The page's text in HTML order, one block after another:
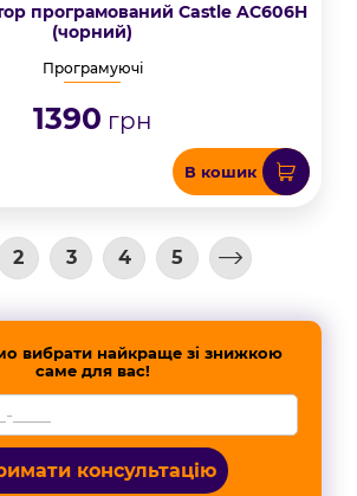
програмований Castle AC606H
(чорний)
Програмуючі
1390 грн
В кошик
2 3 4 5
вибрати найкраще зі знижкою
саме для вас!
консультацію